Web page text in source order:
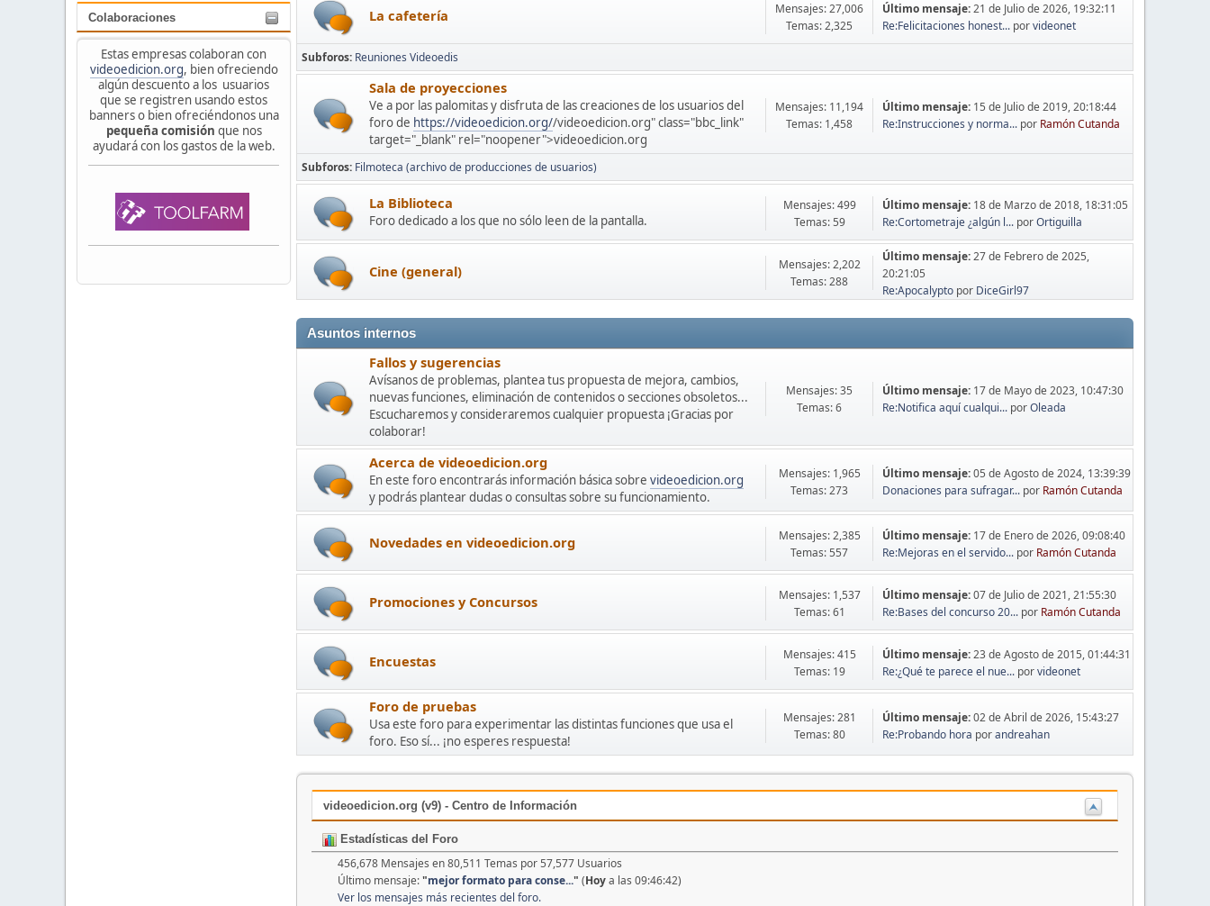
Colaboraciones
Estas empresas colaboran con
videoedicion.org, bien ofreciendo
algún descuento a los usuarios
que se registren usando estos
banners o bien ofreciéndonos una
pequeña comisión que nos
ayudará con los gastos de la web.
La cafetería
Mensajes: 27,006
Temas: 2,325
Último mensaje:21 de Julio de 2026, 19:32:11
Re:Felicitaciones honest...porvideonet
Subforos Reuniones Videoedis
Sala de proyecciones
Ve a por las palomitas y disfruta de las creaciones de los usuarios del
foro de https://videoedicion.org//videoedicion.org" class="bbc_link"
target="_blank" rel="noopener">videoedicion.org
Mensajes: 11,194
Temas: 1,458
Último mensaje: 15 de Julio de 2019, 20:18:44
Re:Instrucciones y norma...por Ramón Cutanda
Subforos Filmoteca (archivo de producciones de usuarios)
La Biblioteca
Foro dedicado a los que no sólo leen de la pantalla.
Mensajes: 499
Temas: 59
Último mensaje: 18 de Marzo de 2018, 18:31:05
Re:Cortometraje ¿algún l...porOrtiguilla
Cine (general)
Mensajes: 2,202
Temas: 288
Último mensaje:27 de Febrero de 2025,
20:21:05
Re:Apocalyptopor DiceGirl97
Asuntos internos
Fallos y sugerencias
Avísanos de problemas, plantea tus propuesta de mejora, cambios,
nuevas funciones, eliminación de contenidos o secciones obsoletos...
Escucharemos y consideraremos cualquier propuesta ¡Gracias por
colaborar!
Mensajes: 35
Temas: 6
Último mensaje: 17 de Mayo de 2023, 10:47:30
Re:Notifica aquí cualqui...porOleada
Acerca de videoedicion.org
En este foro encontrarás información básica sobre videoedicion.org
y podrás plantear dudas o consultas sobre su funcionamiento.
Mensajes: 1,965
Temas: 273
Último mensaje:05 de Agosto de 2024, 13:39:39
Donaciones para sufragar...por Ramón Cutanda
Novedades en videoedicion.org
Mensajes: 2,385
Temas: 557
Último mensaje: 17 de Enero de 2026, 09:08:40
Re:Mejoras en el servido...por Ramón Cutanda
Promociones y Concursos
Mensajes: 1,537
Temas: 61
Último mensaje:07 de Julio de 2021, 21:55:30
Re:Bases del concurso 20...por Ramón Cutanda
Encuestas
Mensajes: 415
Temas: 19
Último mensaje:23 de Agosto de 2015, 01:44:31
Re:¿Qué te parece el nue...porvideonet
Foro de pruebas
Usa este foro para experimentar las distintas funciones que usa el
foro. Eso sí... ¡no esperes respuesta!
Mensajes: 281
Temas: 80
Último mensaje:02 de Abril de 2026, 15:43:27
Re:Probando hora porandreahan
videoedicion.org (v9) - Centro de Información
Estadísticas del Foro
456,678 Mensajes en 80,511 Temas por 57,577 Usuarios
Último mensaje:"mejor formato para conse..." (Hoya las 09:46:42)
Ver los mensajes más recientes del foro.